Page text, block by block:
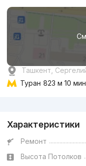
Ташкент,
Туран 823 м 10 мин
Характеристики
Ремонт
Высота Потолков